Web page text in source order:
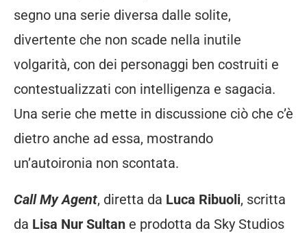
segno una serie diversa dalle solite,
divertente che non scade nella inutile
volgarità, con dei personaggi ben costruiti e
contestualizzati con intelligenza e sagacia.
Una serie che mette in discussione ciò che c’è
dietro anche ad essa, mostrando
un’autoironia non scontata.
Call My Agent, diretta da Luca Ribuoli, scritta
da Lisa Nur Sultan e prodotta da Sky Studios